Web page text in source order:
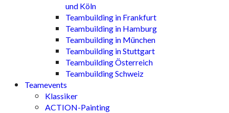
und Köln
Teambuilding in Frankfurt
Teambuilding in Hamburg
Teambuilding in München
Teambuilding in Stuttgart
Teambuilding Österreich
Teambuilding Schweiz
Teamevents
Klassiker
ACTION-Painting